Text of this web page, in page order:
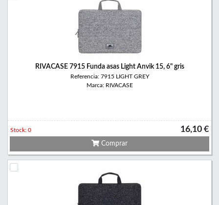
RIVACASE 7915 Funda asas Light Anvik 15, 6" gris
Referencia: 7915 LIGHT GREY
Marca: RIVACASE
16,10 €
Stock: 0
Comprar